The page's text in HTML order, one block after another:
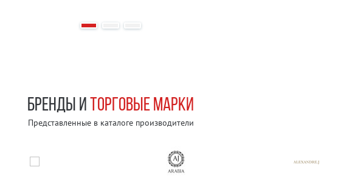
БРЕНДЫ И ТОРГОВЫЕ МАРКИ
Представленные в каталоге производители